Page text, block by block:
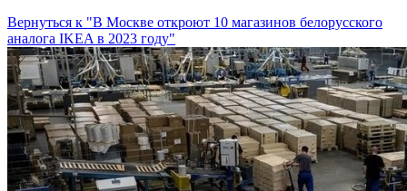
Вернуться к "В Москве откроют 10 магазинов белорусского
аналога IKEA в 2023 году"